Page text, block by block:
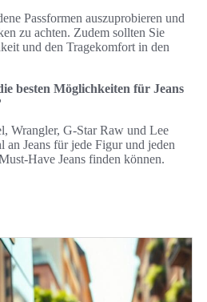
Passformen auszuprobieren und
zu achten. Zudem sollten Sie
und den Tragekomfort in den
besten Möglichkeiten für Jeans
Wrangler, G-Star Raw und Lee
an Jeans für jede Figur und jeden
Have Jeans finden können.